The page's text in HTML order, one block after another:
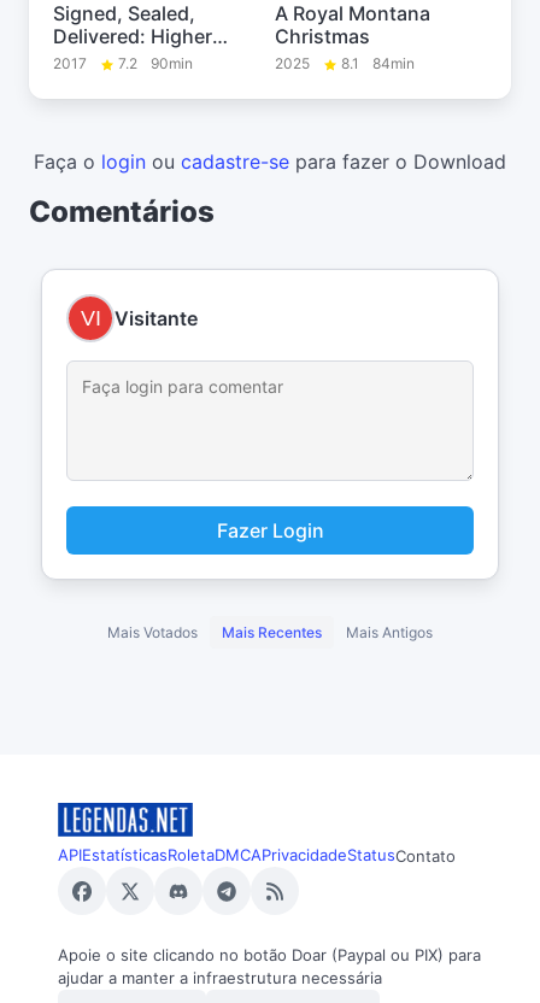
Signed, Sealed,
Delivered: Higher
Ground
2017 7.2 90min
A Royal Montana
Christmas
2025 8.1 84min
Faça o login ou cadastre-se para fazer o Download
Comentários
Visitante
Fazer Login
Mais Votados Mais Recentes Mais Antigos
APIEstatísticasRoletaDMCAPrivacidadeStatusContato
Apoie o site clicando no botão Doar (Paypal ou PIX) para
ajudar a manter a infraestrutura necessária